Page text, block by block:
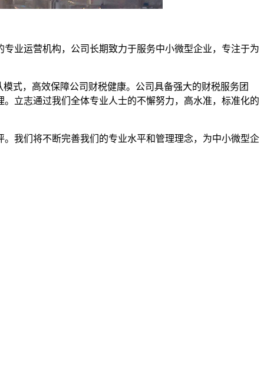
业运营机构，公司长期致力于服务中小微型企业，专注于为
式，高效保障公司财税健康。公司具备强大的财税服务团
立志通过我们全体专业人士的不懈努力，高水准，标准化的
我们将不断完善我们的专业水平和管理理念，为中小微型企